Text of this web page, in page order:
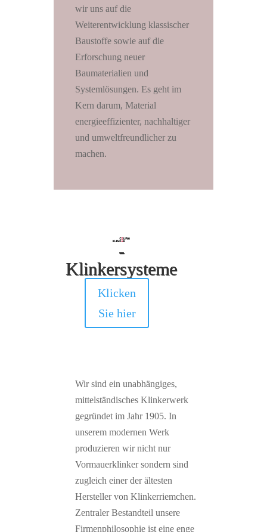
wir uns auf die
Weiterentwicklung klassischer
Baustoffe sowie auf die
Erforschung neuer
Baumaterialien und
Systemlösungen. Es geht im
Kern darum, Material
energieeffizienter, nachhaltiger
und umweltfreundlicher zu
machen.
-
Klinkersysteme
Klicken
Sie hier
Wir sind ein unabhängiges,
mittelständisches Klinkerwerk
gegründet im Jahr 1905. In
unserem modernen Werk
produzieren wir nicht nur
Vormauerklinker sondern sind
zugleich einer der ältesten
Hersteller von Klinkerriemchen.
Zentraler Bestandteil unsere
Firmenphilosophie ist eine enge